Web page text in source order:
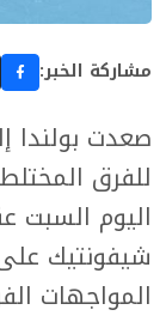
مشاركة الخبر:
صعدت بولندا
اليوم السبت
شيفونتيك
المواجهات